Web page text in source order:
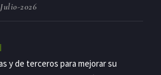
2026
agro con un modelo global
y de terceros para mejorar su